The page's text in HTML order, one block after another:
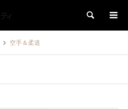
検索
空手＆柔道